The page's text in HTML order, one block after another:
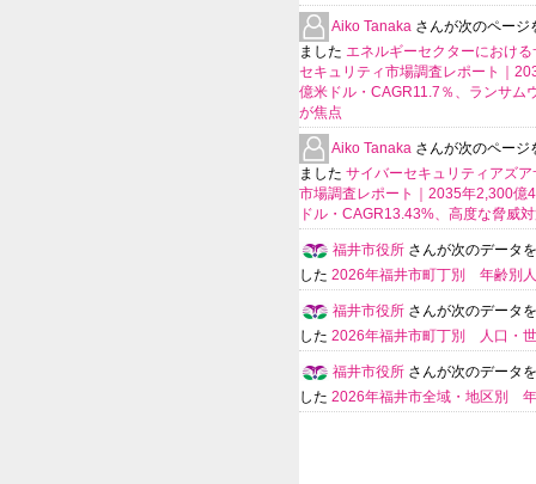
Aiko Tanaka さんが次のページ
ました エネルギーセクターにおけ
セキュリティ市場調査レポート｜
億米ドル・CAGR11.7％、ランサム
が焦点
Aiko Tanaka さんが次のページ
ました サイバーセキュリティアズア
市場調査レポート｜2035年2,300億
ドル・CAGR13.43%、高度な脅威
福井市役所 さんが次のデータ
した 2026年福井市町丁別 年齢別
福井市役所 さんが次のデータ
した 2026年福井市町丁別 人口・
福井市役所 さんが次のデータ
した 2026年福井市全域・地区別